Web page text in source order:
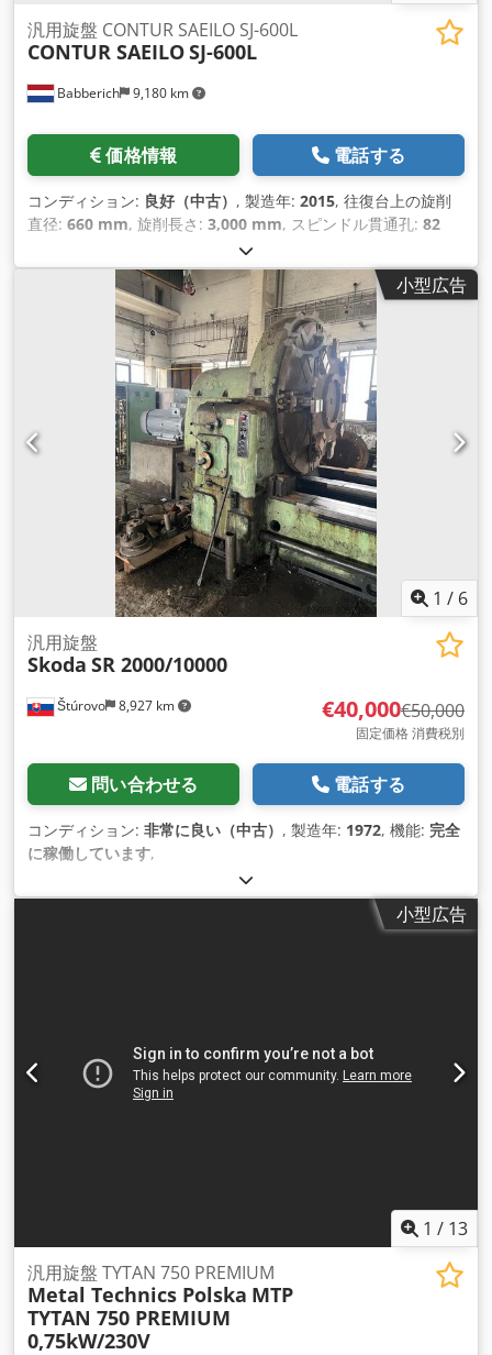
Babberich 9,180 km
汎用旋盤 CONTUR SAEILO SJ-600L
CONTUR SAEILOSJ-600L
価格情報 電話する
コンディション: 良好（中古） , 製造年: 2015, 往復台上の旋削
直径: 660 mm, 旋削長さ: 3,000 mm, スピンドル貫通孔: 82
1,500 回転/分
ー出力:11,000 ワット, 全高:1,500 mm, 全長:4,700 mm, 全
, 小型広告
1 / 6
Štúrovo 8,927 km
汎用旋盤
Skoda SR 2000/10000
€40,000€50,000
固定価格 消費税別
問い合わせる 電話する
コンディション: 非常に良い（中古） , 製造年: 1972, 機能: 完全
に稼働しています,
小型広告
1 / 13
汎用旋盤 TYTAN 750 PREMIUM
Metal Technics Polska MTP
TYTAN 750 PREMIUM
0,75kW/230V